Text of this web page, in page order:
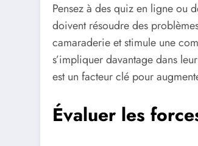
Pensez à des quiz en ligne ou
doivent résoudre des
camaraderie et stimule une
s’impliquer davantage dans
est un facteur clé pour
Évaluer les